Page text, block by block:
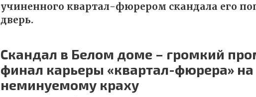
учиненного квартал-фюрером скандала его
дверь.
Скандал в Белом доме – громкий
финал карьеры «квартал-фюрера» на
неминуемому краху